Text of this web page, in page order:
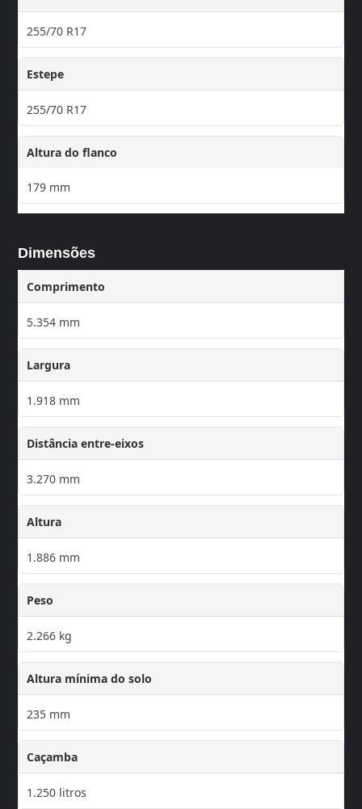
255/70 R17
Estepe
255/70 R17
Altura do flanco
179 mm
Dimensões
Comprimento
5.354 mm
Largura
1.918 mm
Distância entre-eixos
3.270 mm
Altura
1.886 mm
Peso
2.266 kg
Altura mínima do solo
235 mm
Caçamba
1.250 litros